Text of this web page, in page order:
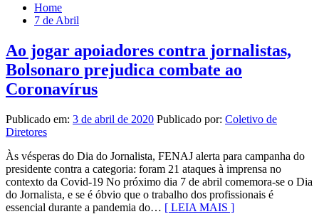
Home
7 de Abril
Ao jogar apoiadores contra jornalistas,
Bolsonaro prejudica combate ao
Coronavírus
Publicado em: 3 de abril de 2020 Publicado por: Coletivo de
Diretores
Às vésperas do Dia do Jornalista, FENAJ alerta para campanha do
presidente contra a categoria: foram 21 ataques à imprensa no
contexto da Covid-19 No próximo dia 7 de abril comemora-se o Dia
do Jornalista, e se é óbvio que o trabalho dos profissionais é
essencial durante a pandemia do… [ LEIA MAIS ]